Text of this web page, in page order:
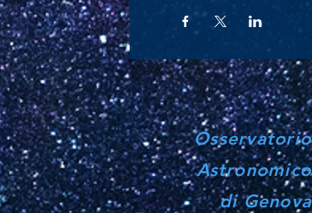
Osservatorio
Astronomico
di Genova